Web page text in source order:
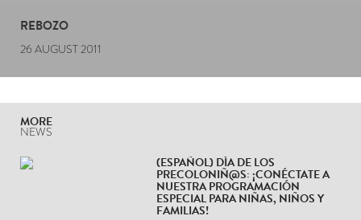
EXHIBITIONS
THE MUSEUM
NEWS
REBOZO
26 AUGUST 2011
MORE
NEWS
(ESPAÑOL) DÍA DE LOS
PRECOLONIÑ@S: ¡CONÉCTATE A
NUESTRA PROGRAMACIÓN
ESPECIAL PARA NIÑAS, NIÑOS Y
FAMILIAS!